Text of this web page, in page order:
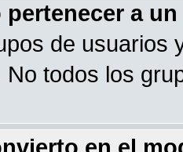
a
de usuarios
No todos los